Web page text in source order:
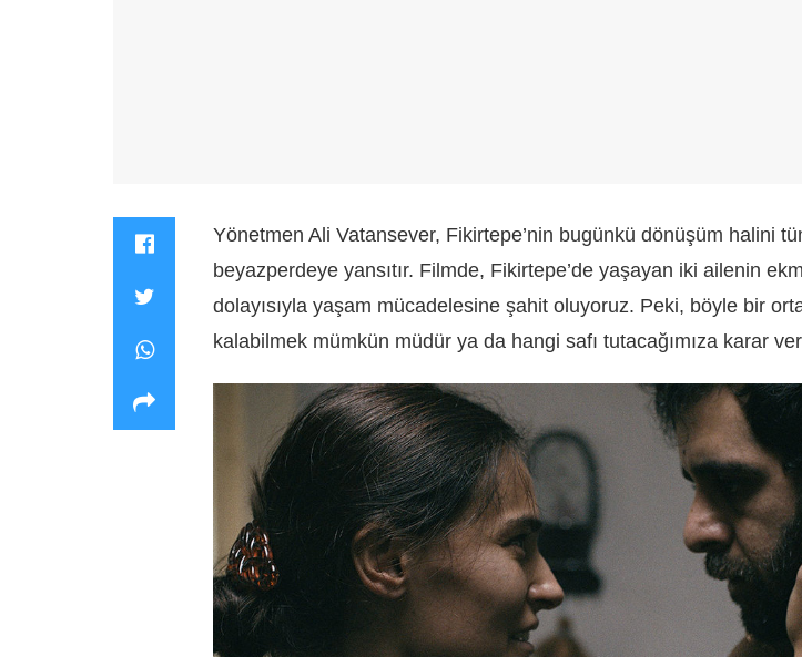
Yönetmen Ali Vatansever, Fikirtepe’nin bugünkü dönüşüm halini
beyazperdeye yansıtır. Filmde, Fikirtepe’de yaşayan iki ailenin
dolayısıyla yaşam mücadelesine şahit oluyoruz. Peki, böyle bir
kalabilmek mümkün müdür ya da hangi safı tutacağımıza karar